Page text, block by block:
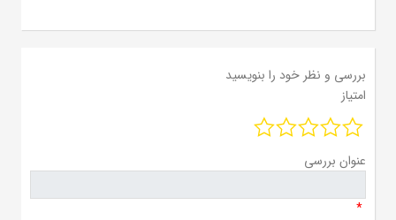
بررسی و نظر خود را بنویسید
امتیاز
عنوان بررسی
*